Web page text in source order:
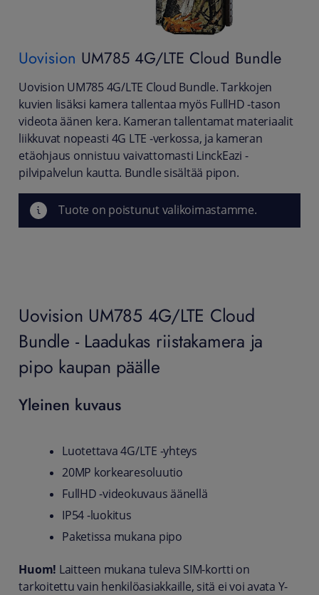
Uovision UM785 4G/LTE Cloud Bundle
Uovision UM785 4G/LTE Cloud Bundle. Tarkkojen
kuvien lisäksi kamera tallentaa myös FullHD -tason
videota äänen kera. Kameran tallentamat materiaalit
liikkuvat nopeasti 4G LTE -verkossa, ja kameran
etäohjaus onnistuu vaivattomasti LinckEazi -
pilvipalvelun kautta. Bundle sisältää pipon.
Tuote on poistunut valikoimastamme.
Uovision UM785 4G/LTE Cloud
Bundle - Laadukas riistakamera ja
pipo kaupan päälle
Yleinen kuvaus
Luotettava 4G/LTE -yhteys
20MP korkearesoluutio
FullHD -videokuvaus äänellä
IP54 -luokitus
Paketissa mukana pipo
Huom! Laitteen mukana tuleva SIM-kortti on
tarkoitettu vain henkilöasiakkaille, sitä ei voi avata Y-